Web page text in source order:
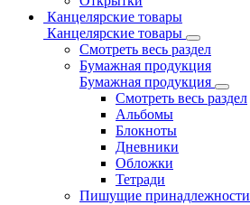
Канцелярские товары
Канцелярские товары
Смотреть весь раздел
Бумажная продукция
Бумажная продукция
Смотреть весь раздел
Альбомы
Блокноты
Дневники
Обложки
Тетради
Пишущие принадлежности